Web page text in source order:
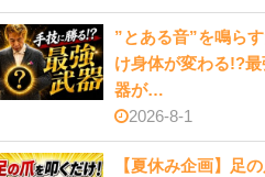
”とある音”を鳴ら
け身体が変わる!?
器が…
2026-8-1
【夏休み企画】足